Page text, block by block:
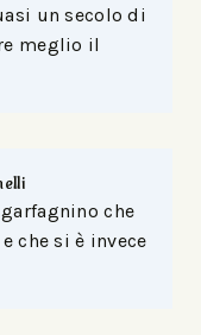
un secolo di
meglio il
che
che si è invece